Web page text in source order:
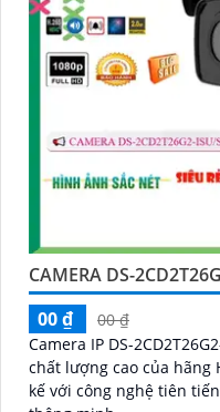
CAMERA DS-
00 ₫
00 ₫
Camera IP DS-
chất lượng cao của hãng Hikvision.
kế với công nghệ tiên